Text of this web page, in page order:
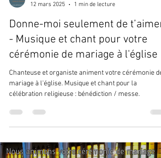
12 mars 2025
1 min de lecture
Donne-moi seulement de t’aimer
- Musique et chant pour votre
cérémonie de mariage à l'église
Chanteuse et organiste animent votre cérémonie de
mariage à l'église. Musique et chant pour la
célébration religieuse : bénédiction / messe.